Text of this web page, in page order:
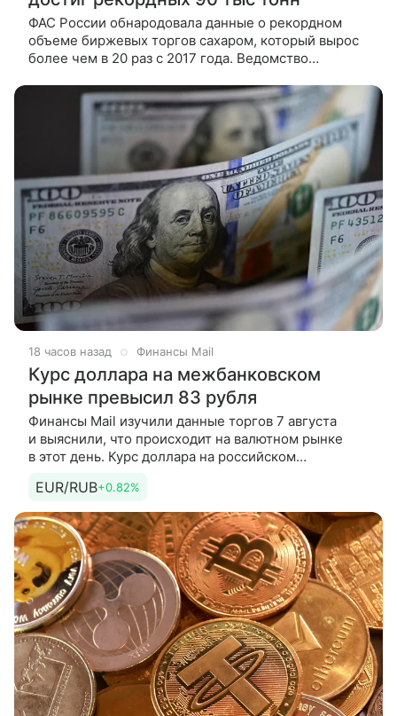
ФАС России обнародовала данные о рекордном
объеме биржевых торгов сахаром, который вырос
более чем в 20 раз с 2017 года. Ведомство
продолжает развивать биржевой
18 часов назад Финансы Mail
Курс доллара на межбанковском
рынке превысил 83 рубля
Финансы Mail изучили данные торгов 7 августа
и выяснили, что происходит на валютном рынке
в этот день. Курс доллара на российском
свидетельствуют данные
EUR/RUB+0.82%